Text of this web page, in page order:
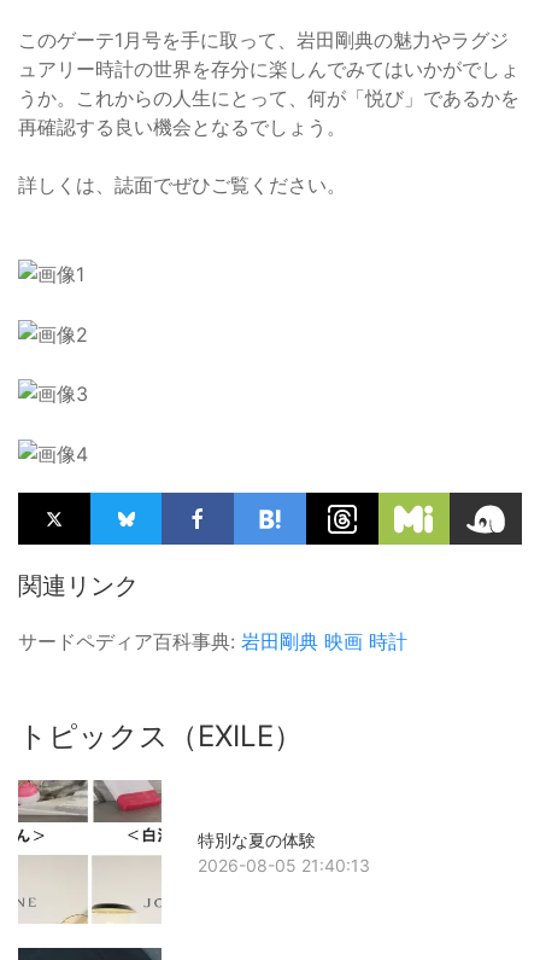
このゲーテ1月号を手に取って、岩田剛典の魅力やラグジ
ュアリー時計の世界を存分に楽しんでみてはいかがでしょ
うか。これからの人生にとって、何が「悦び」であるかを
再確認する良い機会となるでしょう。
詳しくは、誌面でぜひご覧ください。
関連リンク
サードペディア百科事典: 岩田剛典 映画 時計
トピックス（EXILE）
特別な夏の体験
2026-08-05 21:40:13